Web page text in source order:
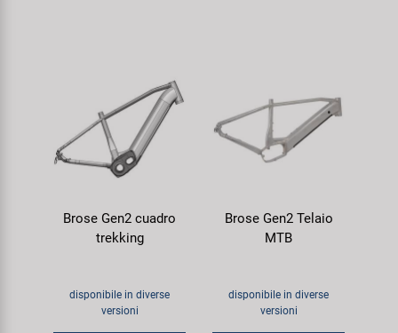
Brose Gen2 cuadro
trekking
disponibile in diverse
versioni
Brose Gen2 Telaio
MTB
disponibile in diverse
versioni